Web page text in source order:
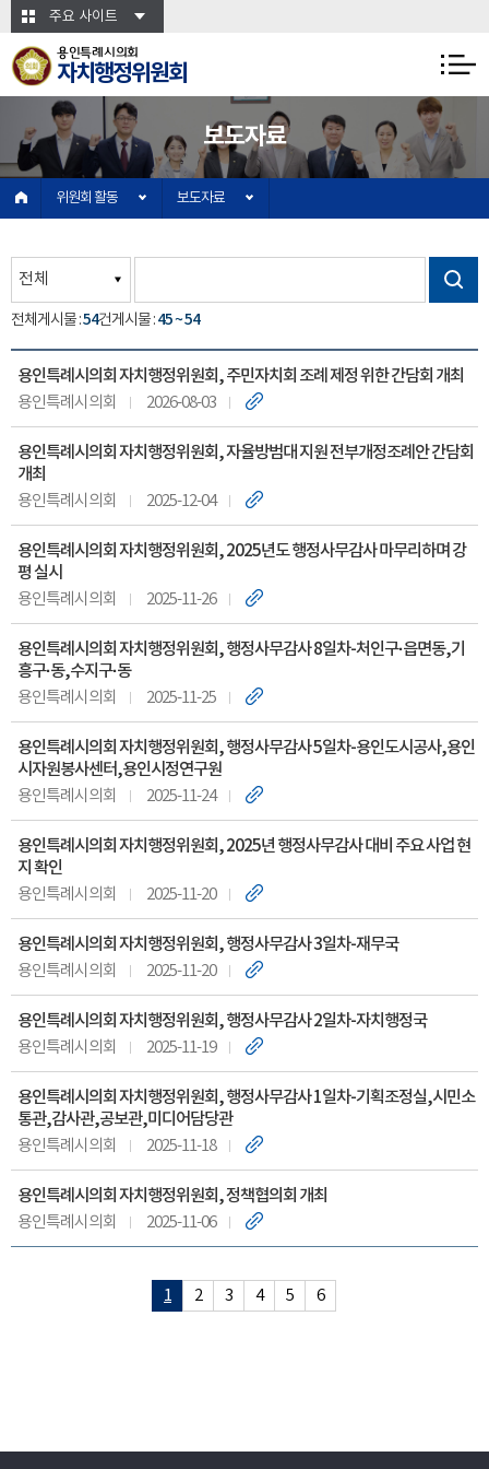
본문바로가기주요 사이트
용인특례시의회
자치행정위원회
보도자료
위원회 활동 보도자료
전체게시물 :54건게시물 :45 ~ 54
용인특례시의회 자치행정위원회, 주민자치회 조례 제정 위한 간담회 개최
용인특례시의회 2026-08-03
용인특례시의회 자치행정위원회, 자율방범대 지원 전부개정조례안 간담회
개최
용인특례시의회 2025-12-04
용인특례시의회 자치행정위원회, 2025년도 행정사무감사 마무리하며 강
평 실시
용인특례시의회 2025-11-26
용인특례시의회 자치행정위원회, 행정사무감사 8일차-처인구·읍면동,기
흥구·동,수지구·동
용인특례시의회 2025-11-25
용인특례시의회 자치행정위원회, 행정사무감사 5일차-용인도시공사,용인
시자원봉사센터,용인시정연구원
용인특례시의회 2025-11-24
용인특례시의회 자치행정위원회, 2025년 행정사무감사 대비 주요 사업 현
지 확인
용인특례시의회 2025-11-20
용인특례시의회 자치행정위원회, 행정사무감사 3일차-재무국
용인특례시의회 2025-11-20
용인특례시의회 자치행정위원회, 행정사무감사 2일차-자치행정국
용인특례시의회 2025-11-19
용인특례시의회 자치행정위원회, 행정사무감사 1일차-기획조정실,시민소
통관,감사관,공보관,미디어담당관
용인특례시의회 2025-11-18
용인특례시의회 자치행정위원회, 정책협의회 개최
용인특례시의회 2025-11-06
1 2 3 4 5 6